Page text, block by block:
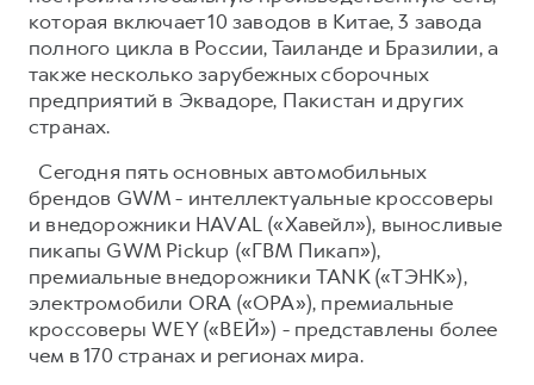
которая включает 10 заводов в Китае, 3 завода
полного цикла в России, Таиланде и Бразилии, а
также несколько зарубежных сборочных
предприятий в Эквадоре, Пакистан и других
странах.
Сегодня пять основных автомобильных
брендов GWM - интеллектуальные кроссоверы
и внедорожники HAVAL («Хавейл»), выносливые
пикапы GWM Pickup («ГВМ Пикап»),
премиальные внедорожники TANK («ТЭНК»),
электромобили ORA («ОРА»), премиальные
кроссоверы WEY («ВЕЙ») - представлены более
чем в 170 странах и регионах мира.